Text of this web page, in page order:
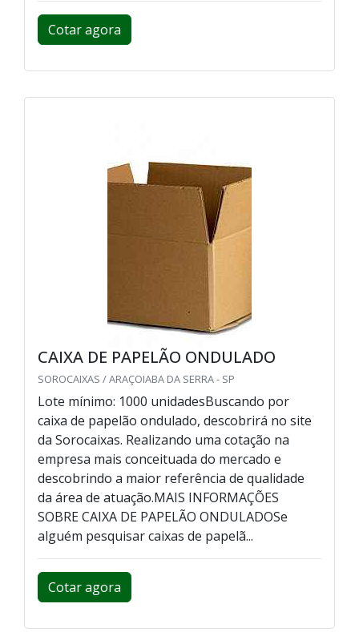
Cotar agora
CAIXA DE PAPELÃO ONDULADO
SOROCAIXAS / ARAÇOIABA DA SERRA - SP
Lote mínimo: 1000 unidadesBuscando por
caixa de papelão ondulado, descobrirá no site
da Sorocaixas. Realizando uma cotação na
empresa mais conceituada do mercado e
descobrindo a maior referência de qualidade
da área de atuação.MAIS INFORMAÇÕES
SOBRE CAIXA DE PAPELÃO ONDULADOSe
alguém pesquisar caixas de papelã...
Cotar agora